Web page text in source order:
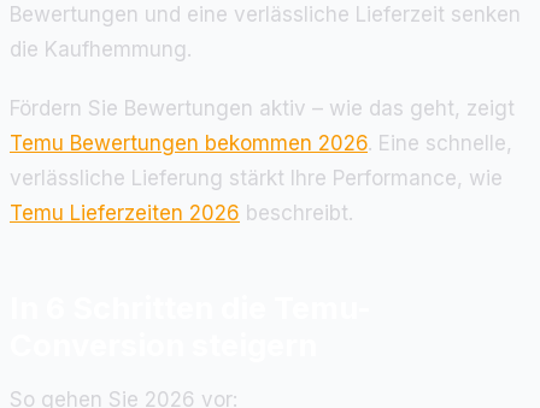
Bewertungen und eine verlässliche Lieferzeit senken
die Kaufhemmung.
Fördern Sie Bewertungen aktiv – wie das geht, zeigt
Temu Bewertungen bekommen 2026. Eine schnelle,
verlässliche Lieferung stärkt Ihre Performance, wie
Temu Lieferzeiten 2026 beschreibt.
So gehen Sie 2026 vor: